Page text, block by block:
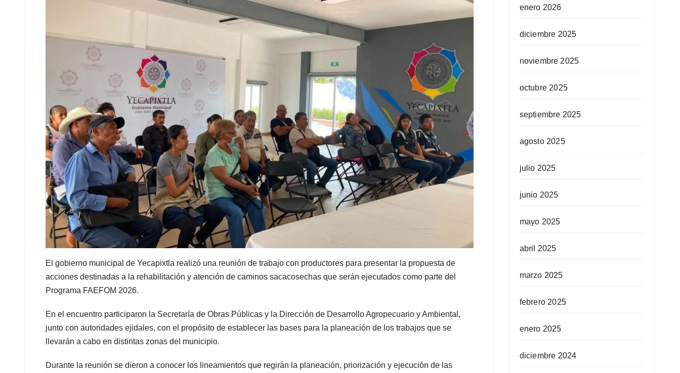
El gobierno municipal de Yecapixtla realizó una reunión de trabajo con productores para presentar la propuesta de
acciones destinadas a la rehabilitación y atención de caminos sacacosechas que serán ejecutados como parte del
Programa FAEFOM 2026.
En el encuentro participaron la Secretaría de Obras Públicas y la Dirección de Desarrollo Agropecuario y Ambiental,
junto con autoridades ejidales, con el propósito de establecer las bases para la planeación de los trabajos que se
llevarán a cabo en distintas zonas del municipio.
Durante la reunión se dieron a conocer los lineamientos que regirán la planeación, priorización y ejecución de las
enero 2026
diciembre 2025
noviembre 2025
octubre 2025
septiembre 2025
agosto 2025
julio 2025
junio 2025
mayo 2025
abril 2025
marzo 2025
febrero 2025
enero 2025
diciembre 2024